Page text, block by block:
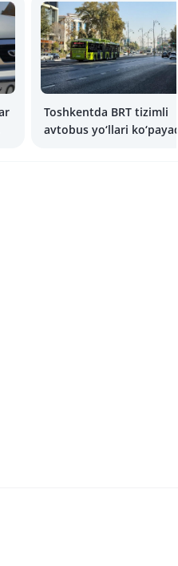
Toshkentda BRT tizimli
avtobus yo‘llari ko‘payadi